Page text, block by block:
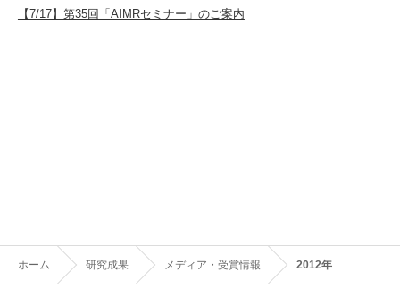
【7/17】第35回「AIMRセミナー」のご案内
ホーム 研究成果 メディア・受賞情報 2012年